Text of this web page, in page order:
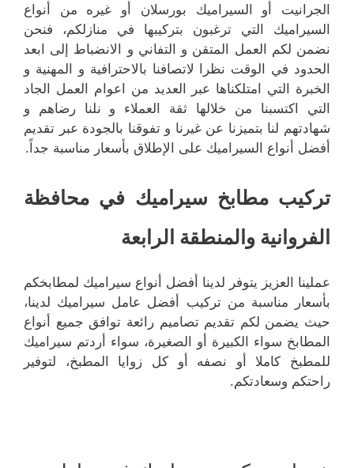
الجرانيت أو السيراميك بورسلان أو غيره من أنواع
السيراميك التي ترغبون بتركيبها في منازلكم، فنحن
نضمن لكم العمل المتقن و التفاني و الانضباط إلى ابعد
الحدود في الوقت نظرا لاتصافنا بالاحترافية و المهنية و
الخبرة التي امتلكناها عبر العديد من اعوام العمل الجاد
التي اكتسبنا من خلالها ثقة العملاء و نلنا رضاهم و
شهادتهم لنا بتميزنا عن غيرنا و تفوقنا بالجودة عبر تقديم
أفضل أنواع السيراميك على الإطلاق بأسعار مناسبة جداً.
تركيب مطابخ سيراميك في محافظة
الفروانية والمنطقة الرابعة
عملينا العزيز يتوفر لدينا أفضل أنواع سيراميك لمطابخكم
بأسعار مناسبة من تركيب أفضل عامل سيراميك لدينا،
حيث يضمن لكم تقديم تصاميم رائعة توافق جميع أنواع
المطابخ سواء الكبيرة أو الصغيرة، سواء أردتم سيراميك
للمطبخ كاملا أو نصفه أو كل زوايا المطبخ، لتوفير
راحتكم وسعادتكم.